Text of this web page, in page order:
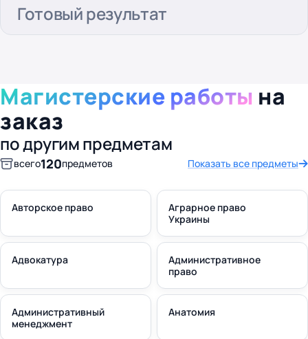
Готовый результат
Магистерские работы на
заказ
по другим предметам
всего120предметов Показать все предметы
Авторское право
Аграрное право
Украины
Адвокатура
Административное
право
Административный
менеджмент
Анатомия